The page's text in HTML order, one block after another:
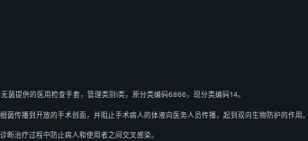
提供的医用检查手套，管理类别Ⅰ类，原分类编码6866，现分类编码14。
传播到开放的手术创面，并阻止手术病人的体液向医务人员传播，起到双向生物防护的作用。
断治疗过程中防止病人和使用者之间交叉感染。